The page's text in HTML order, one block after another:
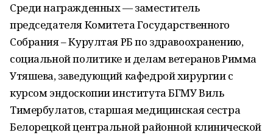
Среди награжденных — заместитель
председателя Комитета Государственного
Собрания – Курултая РБ по здравоохранению,
социальной политике и делам ветеранов Римма
Утяшева, заведующий кафедрой хирургии с
курсом эндоскопии института БГМУ Виль
Тимербулатов, старшая медицинская сестра
Белорецкой центральной районной клинической